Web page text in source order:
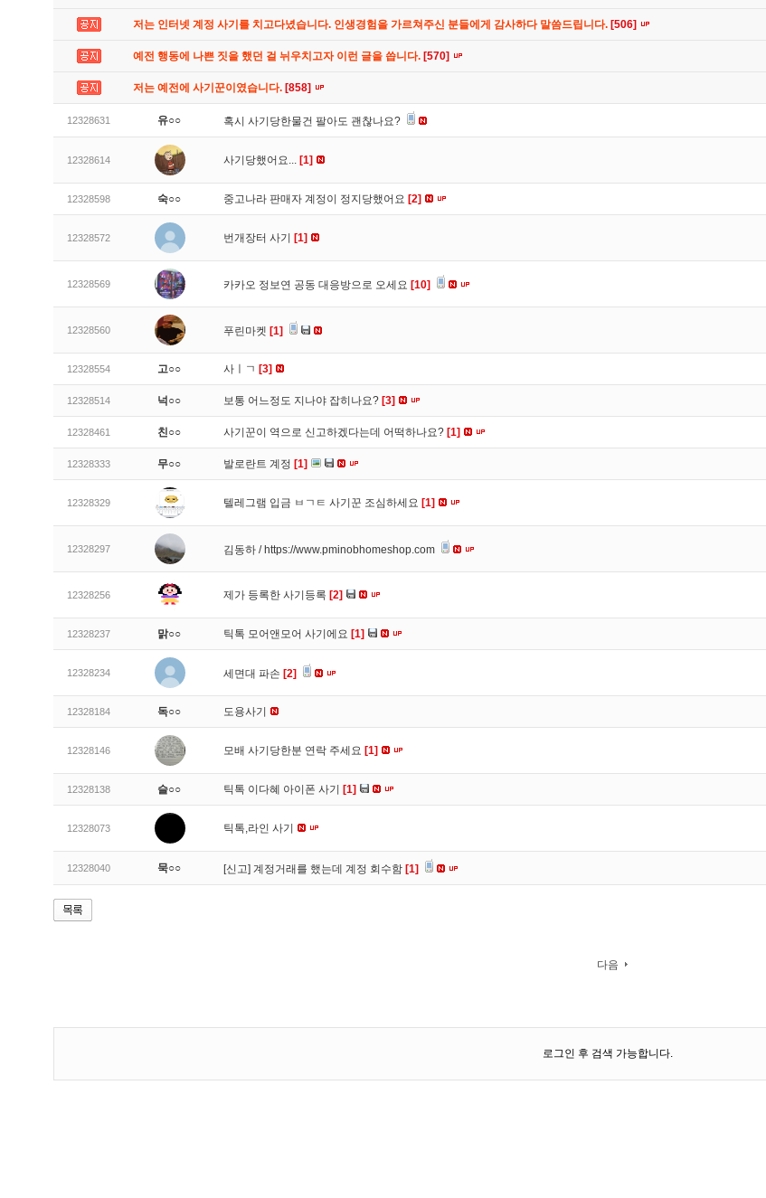
저는 인터넷 계정 사기를 치고다녔습니다. 인생경험을 가르쳐주신 분들에게 감사하다 말씀드립니다. [506]
예전 행동에 나쁜 짓을 했던 걸 뉘우치고자 이런 글을 씁니다. [570]
저는 예전에 사기꾼이였습니다. [858]
12328631 유○○ 혹시 사기당한물건 팔아도 괜찮나요?
12328614 사기당했어요... [1]
12328598 숙○○ 중고나라 판매자 계정이 정지당했어요 [2]
12328572 번개장터 사기 [1]
12328569 카카오 정보연 공동 대응방으로 오세요 [10]
12328560 푸린마켓 [1]
12328554 고○○ 사ㅣㄱ [3]
12328514 넉○○ 보통 어느정도 지나야 잡히나요? [3]
12328461 친○○ 사기꾼이 역으로 신고하겠다는데 어떡하나요? [1]
12328333 무○○ 발로란트 계정 [1]
12328329 텔레그램 입금 ㅂㄱㅌ 사기꾼 조심하세요 [1]
12328297 김동하 / https://www.pminobhomeshop.com
12328256 제가 등록한 사기등록 [2]
12328237 맑○○ 틱톡 모어앤모어 사기에요 [1]
12328234 세면대 파손 [2]
12328184 독○○ 도용사기
12328146 모배 사기당한분 연락 주세요 [1]
12328138 슬○○ 틱톡 이다혜 아이폰 사기 [1]
12328073 틱톡,라인 사기
12328040 묵○○ [신고] 계정거래를 했는데 계정 회수함 [1]
다음
로그인 후 검색 가능합니다.